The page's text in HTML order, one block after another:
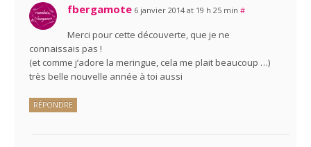
fbergamote 6 janvier 2014 at 19 h 25 min #
Merci pour cette découverte, que je ne
connaissais pas !
(et comme j’adore la meringue, cela me plait beaucoup …)
très belle nouvelle année à toi aussi
RÉPONDRE